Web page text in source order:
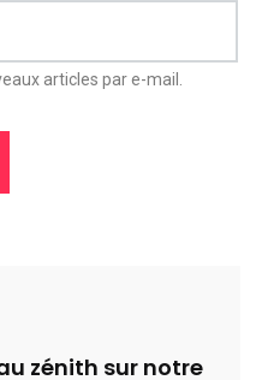
articles par e-mail.
zénith sur notre